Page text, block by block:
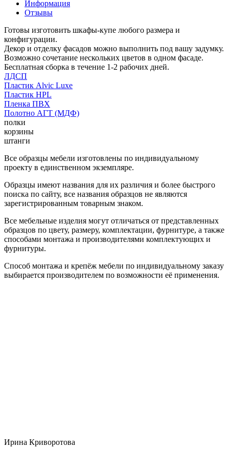
Информация
Отзывы
Готовы изготовить шкафы-купе любого размера и
конфигурации.
Декор и отделку фасадов можно выполнить под вашу задумку.
Возможно сочетание нескольких цветов в одном фасаде.
Бесплатная сборка в течение 1-2 рабочих дней.
ЛДСП
Пластик Alvic Luxe
Пластик HPL
Пленка ПВХ
Полотно АГТ (МДФ)
полки
корзины
штанги
Все образцы мебели изготовлены по индивидуальному
проекту в единственном экземпляре.
Образцы имеют названия для их различия и более быстрого
поиска по сайту, все названия образцов не являются
зарегистрированным товарным знаком.
Все мебельные изделия могут отличаться от представленных
образцов по цвету, размеру, комплектации, фурнитуре, а также
способами монтажа и производителями комплектующих и
фурнитуры.
Способ монтажа и крепёж мебели по индивидуальному заказу
выбирается производителем по возможности её применения.
Ирина Криворотова